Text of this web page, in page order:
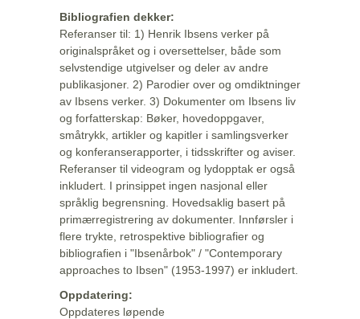
Bibliografien dekker:
Referanser til: 1) Henrik Ibsens verker på
originalspråket og i oversettelser, både som
selvstendige utgivelser og deler av andre
publikasjoner. 2) Parodier over og omdiktninger
av Ibsens verker. 3) Dokumenter om Ibsens liv
og forfatterskap: Bøker, hovedoppgaver,
småtrykk, artikler og kapitler i samlingsverker
og konferanserapporter, i tidsskrifter og aviser.
Referanser til videogram og lydopptak er også
inkludert. I prinsippet ingen nasjonal eller
språklig begrensning. Hovedsaklig basert på
primærregistrering av dokumenter. Innførsler i
flere trykte, retrospektive bibliografier og
bibliografien i "Ibsenårbok" / "Contemporary
approaches to Ibsen" (1953-1997) er inkludert.
Oppdatering:
Oppdateres løpende